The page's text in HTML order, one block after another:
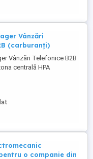
Vânzări
(carburanți)
Vânzări Telefonice B2B
centrală HPA
unul dintre clienții săi un
Vânzări Telefonice B2B,
relațiile cu firmele din
la atragerea de
o companie din